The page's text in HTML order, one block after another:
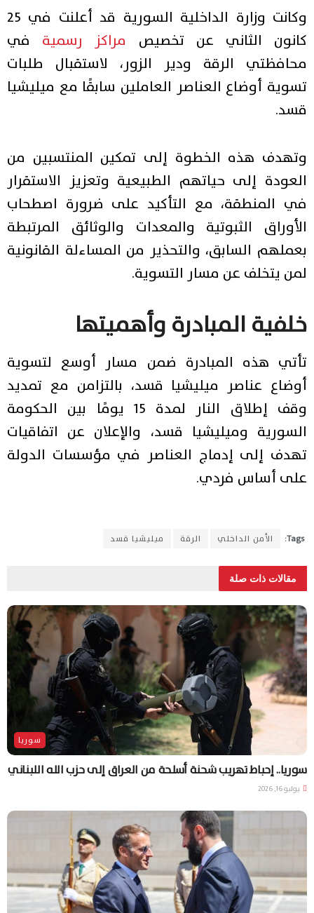
وكانت وزارة الداخلية السورية قد أعلنت في 25
كانون الثاني عن تخصيص مراكز رسمية في
محافظتي الرقة ودير الزور، لاستقبال طلبات
تسوية أوضاع العناصر العاملين سابقًا مع ميليشيا
قسد.
وتهدف هذه الخطوة إلى تمكين المنتسبين من
العودة إلى حياتهم الطبيعية وتعزيز الاستقرار
في المنطقة، مع التأكيد على ضرورة اصطحاب
الأوراق الثبوتية والمعدات والوثائق المرتبطة
بعملهم السابق، والتحذير من المساءلة القانونية
لمن يتخلف عن مسار التسوية.
خلفية المبادرة وأهميتها
تأتي هذه المبادرة ضمن مسار أوسع لتسوية
أوضاع عناصر ميليشيا قسد، بالتزامن مع تمديد
وقف إطلاق النار لمدة 15 يومًا بين الحكومة
السورية وميليشيا قسد، والإعلان عن اتفاقيات
تهدف إلى إدماج العناصر في مؤسسات الدولة
على أساس فردي.
Tags: الأمن الداخلي الرقة ميليشيا قسد
مقالات ذات صلة
سوريا
سوريا.. إحباط تهريب شحنة أسلحة من العراق إلى حزب الله اللبناني
يوليو 16, 2026